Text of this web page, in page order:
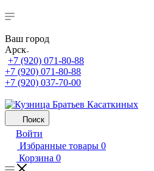
Ваш город
Арск
+7 (920) 071-80-88
+7 (920) 071-80-88
+7 (920) 037-70-00
Поиск
Войти
Избранные товары 0
Корзина 0